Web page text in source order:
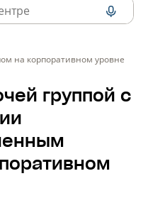
на корпоративном уровне
группой с